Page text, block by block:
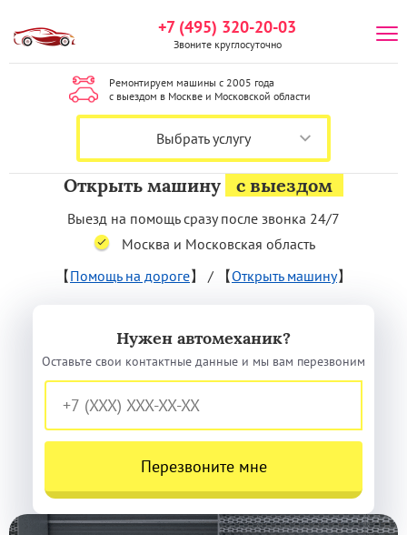
+7 (495) 320-20-03
Звоните круглосуточно
Ремонтируем машины с 2005 года
с выездом в Москве и Московской области
Выбрать услугу
Открыть машину с выездом
Выезд на помощь сразу после звонка 24/7
Москва и Московская область
【Помощь на дороге】 / 【Открыть машину】
Нужен автомеханик?
Оставьте свои контактные данные и мы вам перезвоним
Перезвоните мне